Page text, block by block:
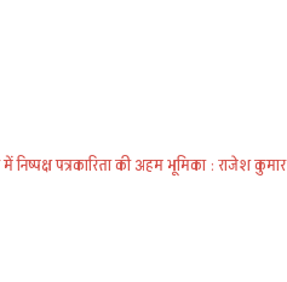
निष्पक्ष पत्रकारिता की अहम भूमिका : राजेश कुमार